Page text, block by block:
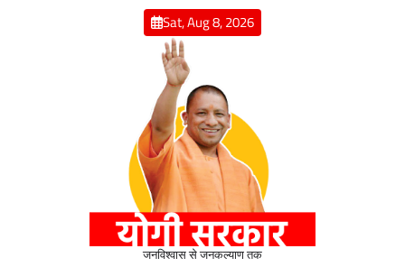
Sat, Aug 8, 2026
जनविश्वास से जनकल्याण तक